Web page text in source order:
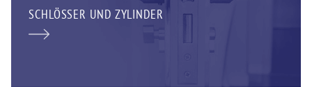
SCHLÖSSER UND ZYLINDER